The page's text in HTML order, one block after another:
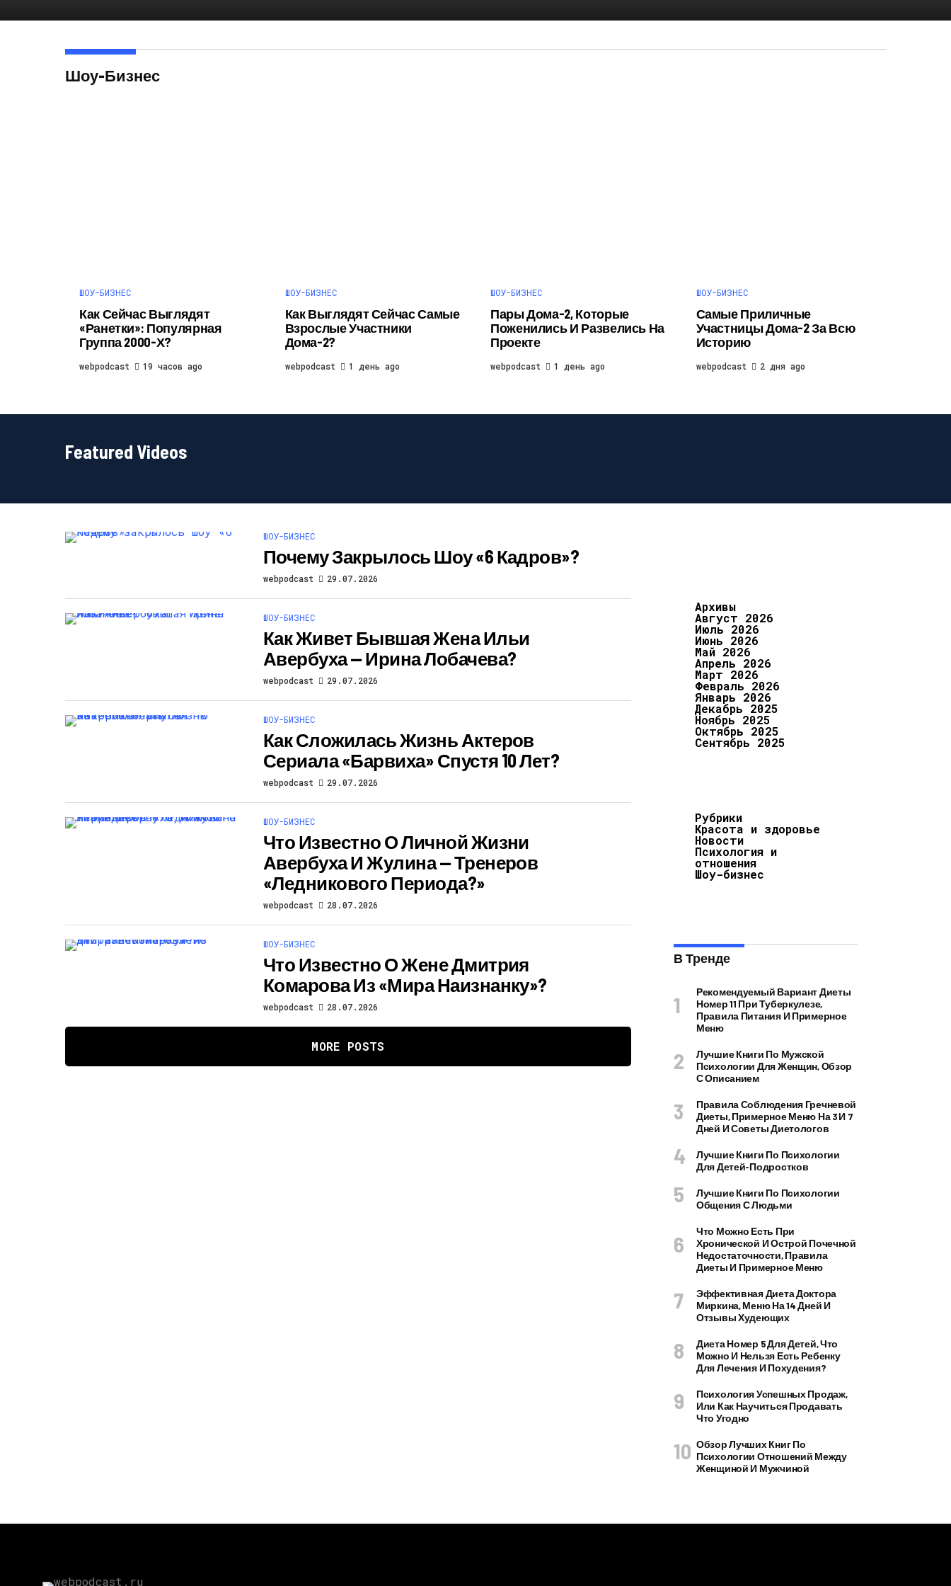
Шоу-Бизнес
ШОУ-БИЗНЕС
Как Сейчас Выглядят
«Ранетки»: Популярная
Группа 2000-Х?
webpodcast 19 часов ago
ШОУ-БИЗНЕС
Как Выглядят Сейчас Самые
Взрослые Участники
Дома-2?
webpodcast 1 день ago
ШОУ-БИЗНЕС
Пары Дома-2, Которые
Поженились И Развелись На
Проекте
webpodcast 1 день ago
ШОУ-БИЗНЕС
Самые Приличные
Участницы Дома-2 За Всю
Историю
webpodcast 2 дня ago
Featured Videos
ШОУ-БИЗНЕС
Почему Закрылось Шоу «6 Кадров»?
webpodcast 29.07.2026
ШОУ-БИЗНЕС
Как Живет Бывшая Жена Ильи
Авербуха — Ирина Лобачева?
webpodcast 29.07.2026
ШОУ-БИЗНЕС
Как Сложилась Жизнь Актеров
Сериала «Барвиха» Спустя 10 Лет?
webpodcast 29.07.2026
ШОУ-БИЗНЕС
Что Известно О Личной Жизни
Авербуха И Жулина — Тренеров
«Ледникового Периода?»
webpodcast 28.07.2026
ШОУ-БИЗНЕС
Что Известно О Жене Дмитрия
Комарова Из «Мира Наизнанку»?
webpodcast 28.07.2026
MORE POSTS
Архивы
Август 2026
Июль 2026
Июнь 2026
Май 2026
Апрель 2026
Март 2026
Февраль 2026
Январь 2026
Декабрь 2025
Ноябрь 2025
Октябрь 2025
Сентябрь 2025
Рубрики
Красота и здоровье
Новости
Психология и
отношения
Шоу-бизнес
В Тренде
Рекомендуемый Вариант Диеты
Номер 11 При Туберкулезе,
Правила Питания И Примерное
Меню
Лучшие Книги По Мужской
Психологии Для Женщин, Обзор
С Описанием
Правила Соблюдения Гречневой
Диеты, Примерное Меню На 3 И 7
Дней И Советы Диетологов
Лучшие Книги По Психологии
Для Детей-Подростков
Лучшие Книги По Психологии
Общения С Людьми
Что Можно Есть При
Хронической И Острой Почечной
Недостаточности, Правила
Диеты И Примерное Меню
Эффективная Диета Доктора
Миркина, Меню На 14 Дней И
Отзывы Худеющих
Диета Номер 5 Для Детей, Что
Можно И Нельзя Есть Ребенку
Для Лечения И Похудения?
Психология Успешных Продаж,
Или Как Научиться Продавать
Что Угодно
Обзор Лучших Книг По
Психологии Отношений Между
Женщиной И Мужчиной